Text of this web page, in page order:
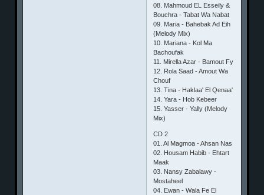
08. Mahmoud EL Esseily &
Bouchra - Tabat Wa Nabat
09. Maria - Bahebak Ad Eih
(Melody Mix)
10. Mariana - Kol Ma
Bachoufak
11. Mirella Azar - Bamout Fy
12. Rola Saad - Amout Wa
Chouf
13. Tina - Haklaa' El Qenaa'
14. Yara - Hob Kebeer
15. Yasser - Yally (Melody
Mix)
CD 2
01. Al Magmoa - Ahsan Nas
02. Housam Habib - Ehtart
Maak
03. Nansy Zabalawy -
Mostaheel
04. Ewan - Wala Fe El